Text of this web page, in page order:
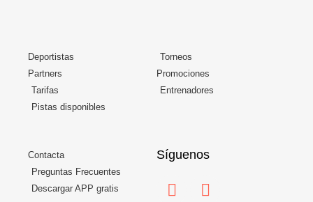
Deportistas
Partners
Tarifas
Pistas disponibles
Torneos
Promociones
Entrenadores
Contacta
Preguntas Frecuentes
Descargar APP gratis
Síguenos